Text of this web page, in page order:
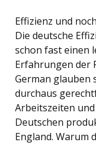
Effizienz und
Die deutsche
schon fast einen
Erfahrungen der
German glauben
durchaus
Arbeitszeiten
Deutschen
England. Warum